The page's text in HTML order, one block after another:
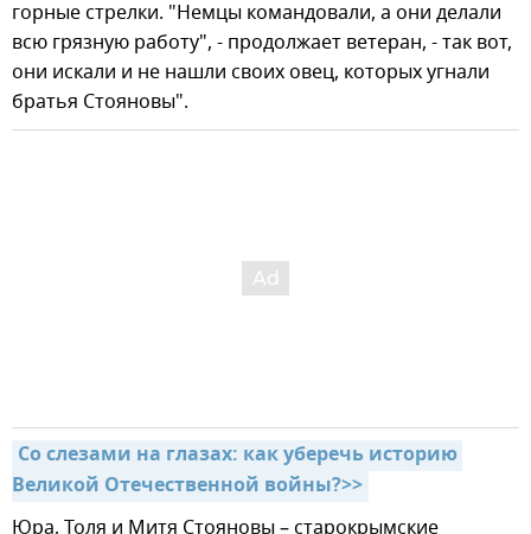
горные стрелки. "Немцы командовали, а они делали
всю грязную работу", - продолжает ветеран, - так вот,
они искали и не нашли своих овец, которых угнали
братья Стояновы".
Со слезами на глазах: как уберечь историю
Великой Отечественной войны?>>
Юра, Толя и Митя Стояновы – старокрымские